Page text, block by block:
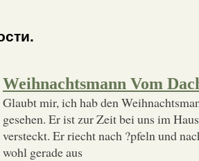
Weihnachtsmann Vom
Glaubt mir, ich hab den
gesehen. Er ist zur Zeit bei uns im
versteckt. Er riecht nach ?pfeln und
wohl gerade aus